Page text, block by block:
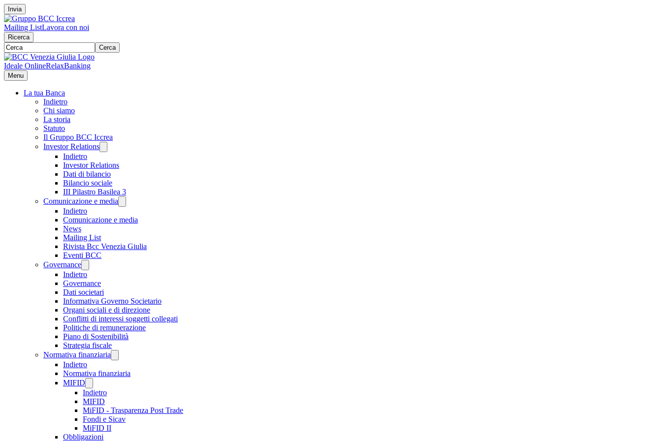
Invia
Mailing ListLavora con noi
Ricerca
Cerca
Ideale OnlineRelaxBanking
Menu
La tua Banca
Indietro
Chi siamo
La storia
Statuto
Il Gruppo BCC Iccrea
Investor Relations
Indietro
Investor Relations
Dati di bilancio
Bilancio sociale
III Pilastro Basilea 3
Comunicazione e media
Indietro
Comunicazione e media
News
Mailing List
Rivista Bcc Venezia Giulia
Eventi BCC
Governance
Indietro
Governance
Dati societari
Informativa Governo Societario
Organi sociali e di direzione
Conflitti di interessi soggetti collegati
Politiche di remunerazione
Piano di Sostenibilità
Strategia fiscale
Normativa finanziaria
Indietro
Normativa finanziaria
MIFID
Indietro
MIFID
MiFID - Trasparenza Post Trade
Fondi e Sicav
MiFID II
Obbligazioni